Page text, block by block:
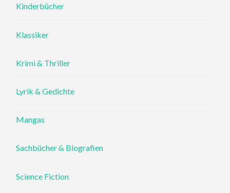
Kinderbücher
Klassiker
Krimi & Thriller
Lyrik & Gedichte
Mangas
Sachbücher & Biografien
Science Fiction